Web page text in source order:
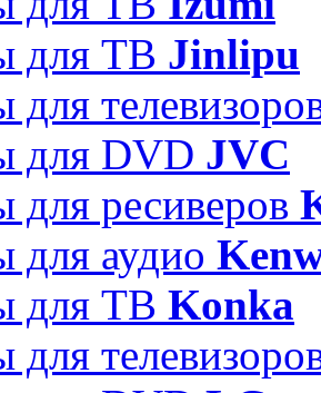
для ТВ Jinlipu
для
для DVD JVC
для ресиверов
для аудио
для ТВ Konka
для